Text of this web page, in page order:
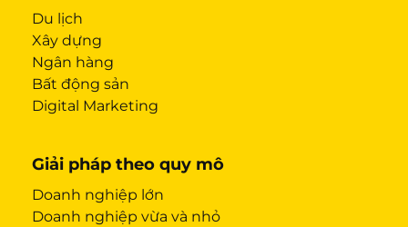
Du lịch
Xây dựng
Ngân hàng
Bất động sản
Digital Marketing
Giải pháp theo quy mô
Doanh nghiệp lớn
Doanh nghiệp vừa và nhỏ